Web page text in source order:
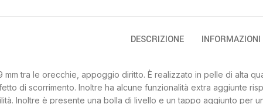
DESCRIZIONE
mm tra le orecchie, appoggio diritto. È realizzato in pelle di alta
di scorrimento. Inoltre ha alcune funzionalità extra aggiunte
Inoltre è presente una bolla di livello e un tappo aggiunto per